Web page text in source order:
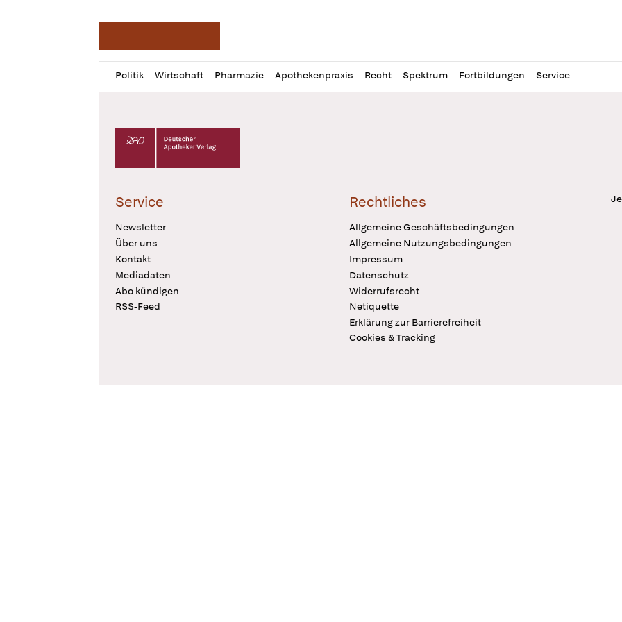
Politik Wirtschaft Pharmazie Apothekenpraxis Recht Spektrum Fortbildungen Service
Profil
öffnen
Daz
Pur
Deutscher Apotheker Verlag Logo
Service
Newsletter
Über uns
Kontakt
Mediadaten
Abo kündigen
RSS-Feed
Rechtliches
Allgemeine Geschäftsbedingungen
Allgemeine Nutzungsbedingungen
Impressum
Datenschutz
Widerrufsrecht
Netiquette
Erklärung zur Barrierefreiheit
Cookies & Tracking